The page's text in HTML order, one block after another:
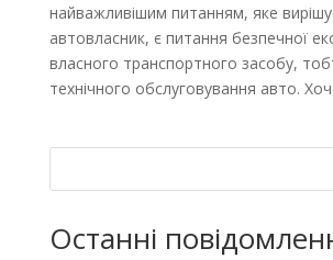
найважливішим питанням, яке
автовласник, є питання безпечної
власного транспортного засобу,
технічного обслуговування авто.
Останні